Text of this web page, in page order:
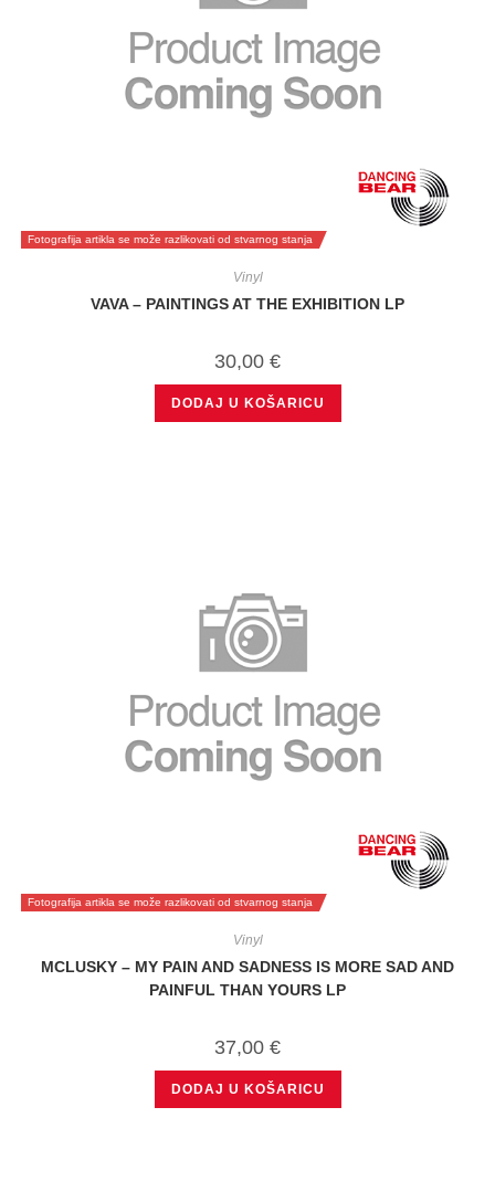
Fotografija artikla se može razlikovati od stvarnog stanja
Vinyl
VAVA – PAINTINGS AT THE EXHIBITION LP
30,00 €
DODAJ U KOŠARICU
Fotografija artikla se može razlikovati od stvarnog stanja
Vinyl
MCLUSKY – MY PAIN AND SADNESS IS MORE SAD AND
PAINFUL THAN YOURS LP
37,00 €
DODAJ U KOŠARICU